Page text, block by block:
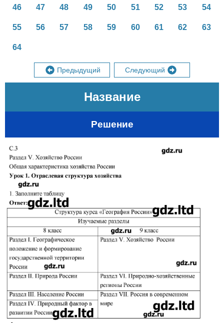
46 47 48 49 50 51 52 53 54
55 56 57 58 59 60 61 62 63
64
Предыдущий Следующий
Название
Решение